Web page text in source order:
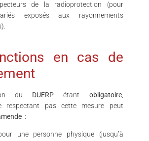
de la radioprotection (pour
exposés aux rayonnements
en cas de
du DUERPétant obligatoire,
respectant pas cette mesure peut
:
une personne physique (jusqu’à